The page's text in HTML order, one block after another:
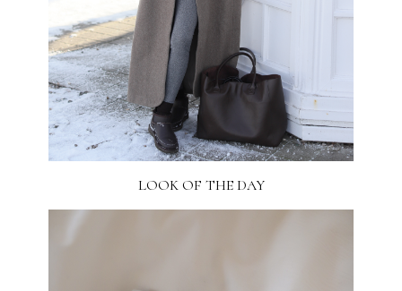
LOOK OF THE DAY